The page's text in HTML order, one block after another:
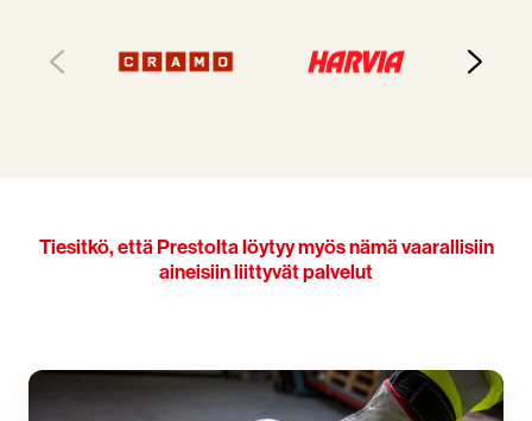
Tiesitkö, että Prestolta löytyy myös nämä vaarallisiin
aineisiin liittyvät palvelut
Lähetys-